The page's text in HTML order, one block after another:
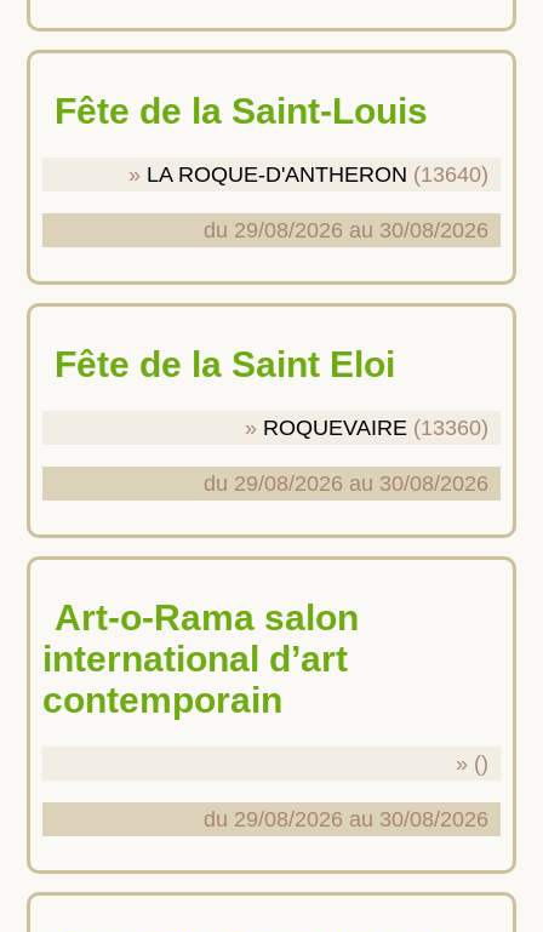
Fête de la Saint-Louis
LA ROQUE-D'ANTHERON (13640)
du 29/08/2026 au 30/08/2026
Fête de la Saint Eloi
ROQUEVAIRE (13360)
du 29/08/2026 au 30/08/2026
Art-o-Rama salon
international d’art
contemporain
()
du 29/08/2026 au 30/08/2026